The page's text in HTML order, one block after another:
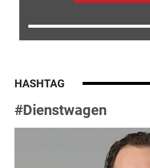
HASHTAG
#Dienstwagen